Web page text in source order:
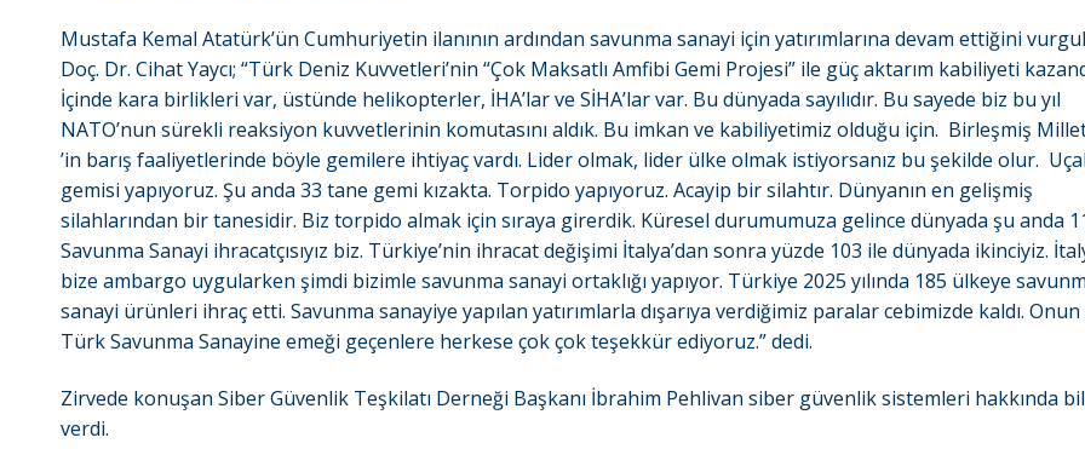
Mustafa Kemal Atatürk’ün Cumhuriyetin ilanının ardından savunma sanayi için yatırımlarına devam ettiğini
Doç. Dr. Cihat Yaycı; “Türk Deniz Kuvvetleri’nin “Çok Maksatlı Amfibi Gemi Projesi” ile güç aktarım kabiliyeti
İçinde kara birlikleri var, üstünde helikopterler, İHA’lar ve SİHA’lar var. Bu dünyada sayılıdır. Bu sayede biz bu yıl
NATO’nun sürekli reaksiyon kuvvetlerinin komutasını aldık. Bu imkan ve kabiliyetimiz olduğu için. Birleşmiş
’in barış faaliyetlerinde böyle gemilere ihtiyaç vardı. Lider olmak, lider ülke olmak istiyorsanız bu şekilde olur.
gemisi yapıyoruz. Şu anda 33 tane gemi kızakta. Torpido yapıyoruz. Acayip bir silahtır. Dünyanın en gelişmiş
silahlarından bir tanesidir. Biz torpido almak için sıraya girerdik. Küresel durumumuza gelince dünyada şu anda
Savunma Sanayi ihracatçısıyız biz. Türkiye’nin ihracat değişimi İtalya’dan sonra yüzde 103 ile dünyada ikinciyiz.
bize ambargo uygularken şimdi bizimle savunma sanayi ortaklığı yapıyor. Türkiye 2025 yılında 185 ülkeye
sanayi ürünleri ihraç etti. Savunma sanayiye yapılan yatırımlarla dışarıya verdiğimiz paralar cebimizde kaldı. Onun
Türk Savunma Sanayine emeği geçenlere herkese çok çok teşekkür ediyoruz.” dedi.
Zirvede konuşan Siber Güvenlik Teşkilatı Derneği Başkanı İbrahim Pehlivan siber güvenlik sistemleri hakkında
verdi.